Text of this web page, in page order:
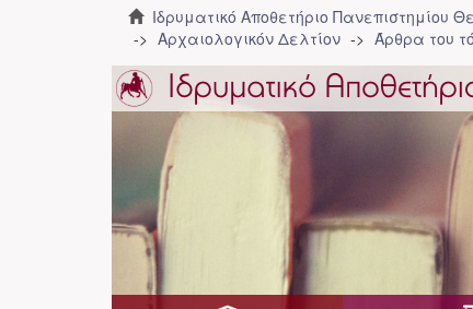
Ιδρυματικό Αποθετήριο Πανεπιστημίου
Αρχαιολογικόν Δελτίον
Άρθρα του